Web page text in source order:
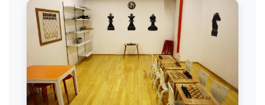
Satranç Çalışması